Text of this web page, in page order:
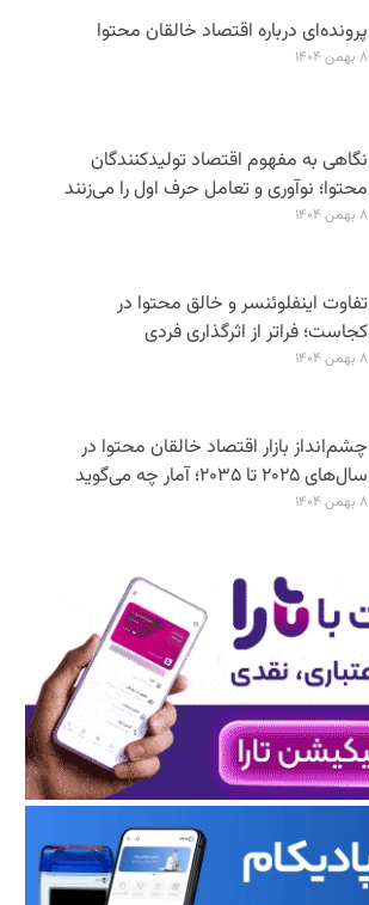
پرونده‌ای درباره اقتصاد خالقان محتوا
۸ بهمن ۱۴۰۴
نگاهی به مفهوم اقتصاد تولیدکنندگان
محتوا؛ نوآوری و تعامل حرف اول را می‌زنند
۸ بهمن ۱۴۰۴
تفاوت اینفلوئنسر و خالق محتوا در
کجاست؛ فراتر از اثرگذاری فردی
۸ بهمن ۱۴۰۴
چشم‌انداز بازار اقتصاد خالقان محتوا در
سال‌های ۲۰۲۵ تا ۲۰۳۵؛ آمار چه می‌گوید
۸ بهمن ۱۴۰۴